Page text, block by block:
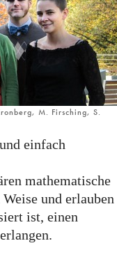
M. Firsching, S.
einfach
mathematische
und erlauben
ist, einen